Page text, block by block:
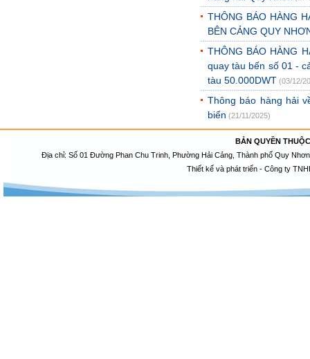
THÔNG BÁO HÀNG
BÊN CẢNG QUY
THÔNG BÁO HÀNG
quay tàu bến số 01 -
tàu 50.000DWT (03/12/
Thông báo hàng hải
biển (21/11/2025)
BẢN QUYỀN
Địa chỉ: Số 01 Đường Phan Chu Trinh, Phường Hải Cảng, Thành phố Quy
Thiết kế và phát triển - Công ty